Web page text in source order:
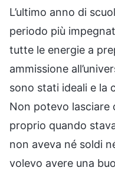
L’ultimo anno di
periodo più
tutte le energie a
ammissione
sono stati ideali e la
Non potevo lasciare
proprio quando
non aveva né soldi
volevo avere una